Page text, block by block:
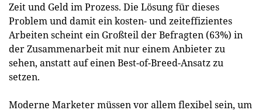
Zeit und Geld im Prozess. Die Lösung für dieses
Problem und damit ein kosten- und zeiteffizientes
Arbeiten scheint ein Großteil der Befragten (63%) in
der Zusammenarbeit mit nur einem Anbieter zu
sehen, anstatt auf einen Best-of-Breed-Ansatz zu
setzen.
Moderne Marketer müssen vor allem flexibel sein, um